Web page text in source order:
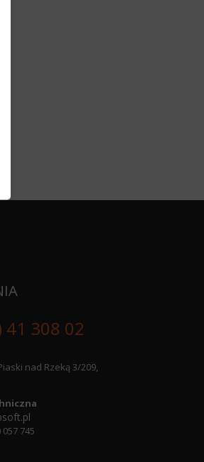
41 308 02
nad Rzeką 3/209,
057 745